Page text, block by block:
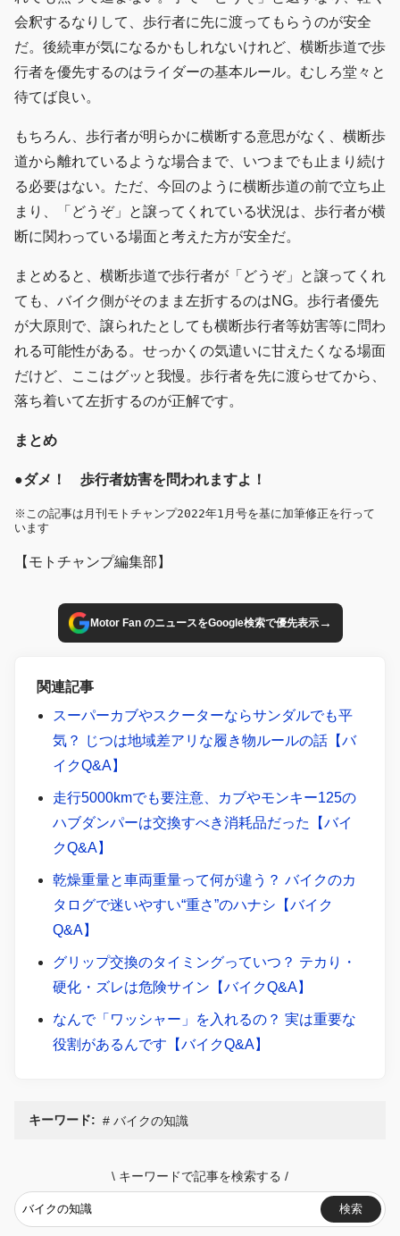
会釈するなりして、歩行者に先に渡ってもらうのが安全
だ。後続車が気になるかもしれないけれど、横断歩道で歩
行者を優先するのはライダーの基本ルール。むしろ堂々と
待てば良い。
もちろん、歩行者が明らかに横断する意思がなく、横断歩
道から離れているような場合まで、いつまでも止まり続け
る必要はない。ただ、今回のように横断歩道の前で立ち止
まり、「どうぞ」と譲ってくれている状況は、歩行者が横
断に関わっている場面と考えた方が安全だ。
まとめると、横断歩道で歩行者が「どうぞ」と譲ってくれ
ても、バイク側がそのまま左折するのはNG。歩行者優先
が大原則で、譲られたとしても横断歩行者等妨害等に問わ
れる可能性がある。せっかくの気遣いに甘えたくなる場面
だけど、ここはグッと我慢。歩行者を先に渡らせてから、
落ち着いて左折するのが正解です。
まとめ
●ダメ！ 歩行者妨害を問われますよ！
※この記事は月刊モトチャンプ2022年1月号を基に加筆修正を行って
います
【モトチャンプ編集部】
Motor Fan のニュースをGoogle検索で優先表示→
関連記事
スーパーカブやスクーターならサンダルでも平
気？ じつは地域差アリな履き物ルールの話【バ
イクQ&A】
走行5000kmでも要注意、カブやモンキー125の
ハブダンパーは交換すべき消耗品だった【バイ
クQ&A】
乾燥重量と車両重量って何が違う？ バイクのカ
タログで迷いやすい“重さ”のハナシ【バイク
Q&A】
グリップ交換のタイミングっていつ？ テカり・
硬化・ズレは危険サイン【バイクQ&A】
なんで「ワッシャー」を入れるの？ 実は重要な
役割があるんです【バイクQ&A】
キーワード: バイクの知識
\ キーワードで記事を検索する /
検索